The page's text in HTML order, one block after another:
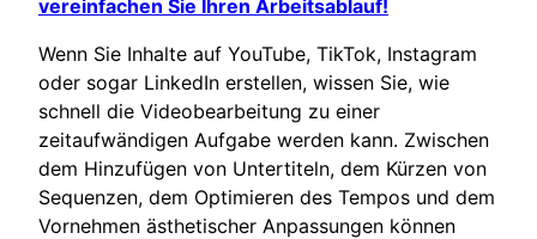
vereinfachen Sie Ihren Arbeitsablauf!
Wenn Sie Inhalte auf YouTube, TikTok, Instagram
oder sogar LinkedIn erstellen, wissen Sie, wie
schnell die Videobearbeitung zu einer
zeitaufwändigen Aufgabe werden kann. Zwischen
dem Hinzufügen von Untertiteln, dem Kürzen von
Sequenzen, dem Optimieren des Tempos und dem
Vornehmen ästhetischer Anpassungen können